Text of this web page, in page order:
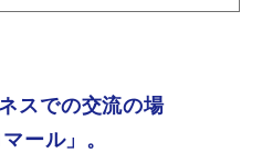
スでの交流の場
ール」。